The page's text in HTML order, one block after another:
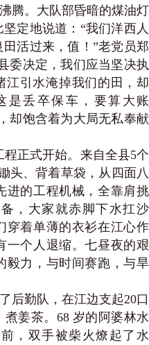
腾。大队部昏暗的煤油灯
定地说道：“我们洋西人
活过来，值！”老党员郑
委决定，我们应当坚决执
江引水淹掉我们的田，却
是丢卒保车，要算大账
却饱含着为大局无私奉献
程正式开始。来自全县5个
头、背着草袋，从四面八
进的工程机械，全靠肩挑
，大家就赤脚下水扛沙
穿着单薄的衣衫在江心作
一个人退缩。七昼夜的艰
毅力，与时间赛跑，与旱
后勤队，在江边支起20口
姜茶。68 岁的阿婆林水
，双手被柴火燎起了水